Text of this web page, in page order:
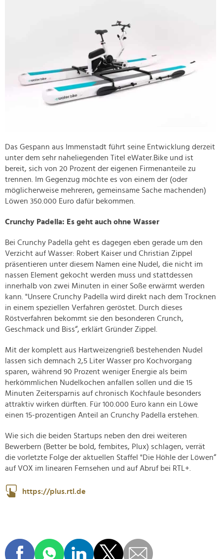
Das Gespann aus Immenstadt führt seine Entwicklung derzeit
unter dem sehr naheliegenden Titel eWater.Bike und ist
bereit, sich von 20 Prozent der eigenen Firmenanteile zu
trennen. Im Gegenzug möchte es von einem der (oder
möglicherweise mehreren, gemeinsame Sache machenden)
Löwen 350.000 Euro dafür bekommen.
Crunchy Padella: Es geht auch ohne Wasser
Bei Crunchy Padella geht es dagegen eben gerade um den
Verzicht auf Wasser: Robert Kaiser und Christian Zippel
präsentieren unter diesem Namen eine Nudel, die nicht im
nassen Element gekocht werden muss und stattdessen
innerhalb von zwei Minuten in einer Soße erwärmt werden
kann. "Unsere Crunchy Padella wird direkt nach dem Trocknen
in einem speziellen Verfahren geröstet. Durch dieses
Röstverfahren bekommt sie den besonderen Crunch,
Geschmack und Biss“, erklärt Gründer Zippel.
Mit der komplett aus Hartweizengrieß bestehenden Nudel
lassen sich demnach 2,5 Liter Wasser pro Kochvorgang
sparen, während 90 Prozent weniger Energie als beim
herkömmlichen Nudelkochen anfallen sollen und die 15
Minuten Zeitersparnis auf chronisch Kochfaule besonders
attraktiv wirken dürften. Für 100.000 Euro kann ein Löwe
einen 15-prozentigen Anteil an Crunchy Padella erstehen.
Wie sich die beiden Startups neben den drei weiteren
Bewerbern (Better be bold, fembites, Plux) schlagen, verrät
die vorletzte Folge der aktuellen Staffel "Die Höhle der Löwen“
auf VOX im linearen Fernsehen und auf Abruf bei RTL+.
https://plus.rtl.de